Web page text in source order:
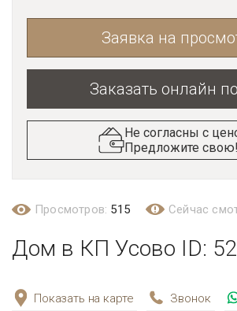
Заявка на
Заказать онлайн
Не согласны с
Предложите свою!
Просмотров: 515 Сейчас
Дом в КП Усово ID:
Показать на карте Звонок